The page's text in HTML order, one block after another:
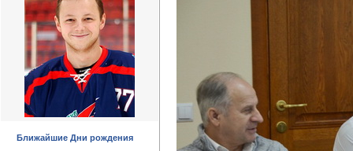
Ближайшие Дни рождения